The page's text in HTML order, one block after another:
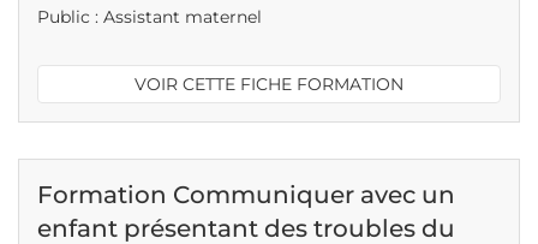
Public : Assistant maternel
VOIR CETTE FICHE FORMATION
Formation Communiquer avec un
enfant présentant des troubles du